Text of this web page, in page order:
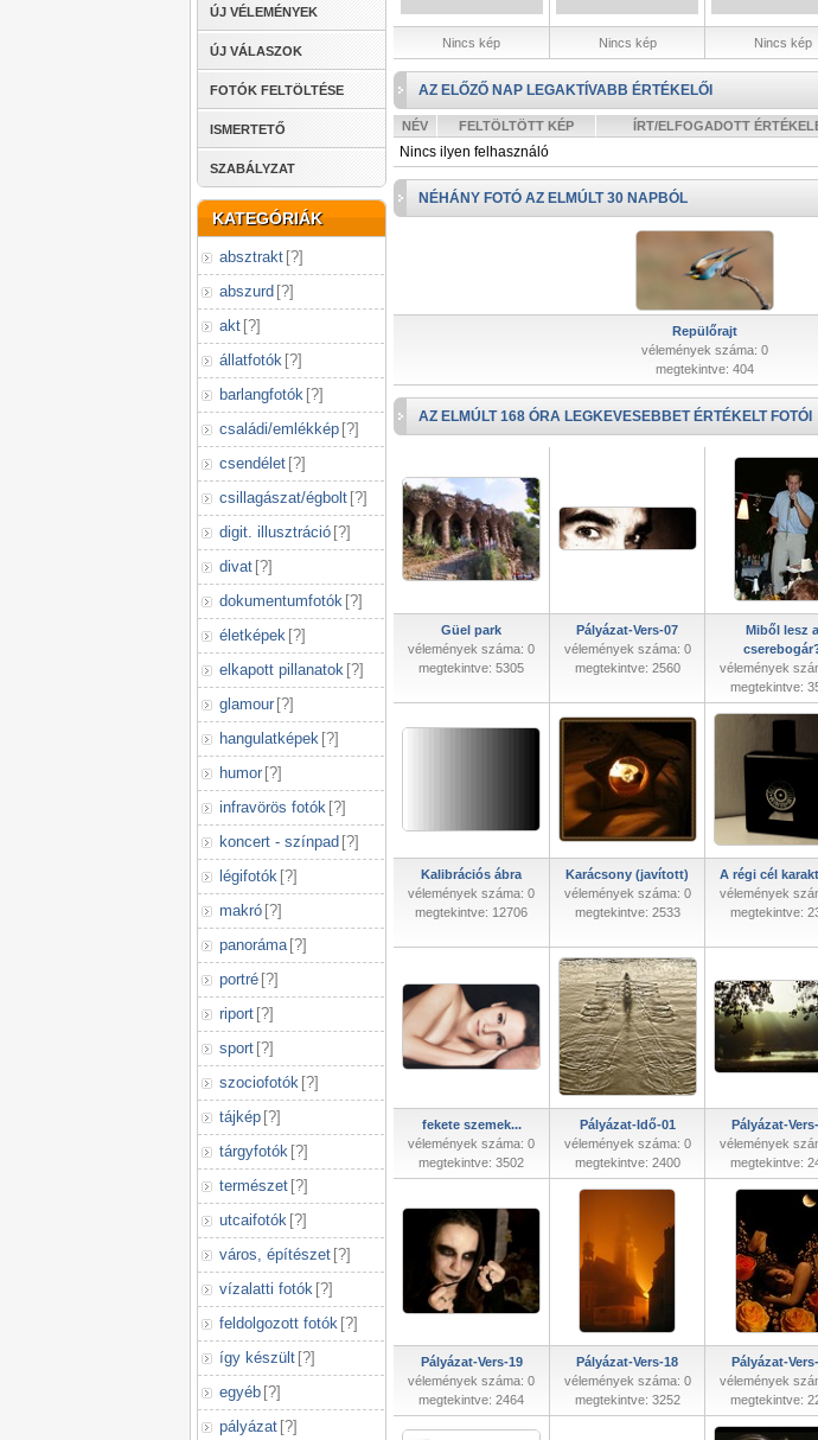
ÚJ VÉLEMÉNYEK
ÚJ VÁLASZOK
FOTÓK FELTÖLTÉSE
ISMERTETŐ
SZABÁLYZAT
KATEGÓRIÁK
absztrakt [?]
abszurd [?]
akt [?]
állatfotók [?]
barlangfotók [?]
családi/emlékkép [?]
csendélet [?]
csillagászat/égbolt [?]
digit. illusztráció [?]
divat [?]
dokumentumfotók [?]
életképek [?]
elkapott pillanatok [?]
glamour [?]
hangulatképek [?]
humor [?]
infravörös fotók [?]
koncert - színpad [?]
légifotók [?]
makró [?]
panoráma [?]
portré [?]
riport [?]
sport [?]
szociofotók [?]
tájkép [?]
tárgyfotók [?]
természet [?]
utcaifotók [?]
város, építészet [?]
vízalatti fotók [?]
feldolgozott fotók [?]
így készült [?]
egyéb [?]
pályázat [?]
Nincs kép Nincs kép Nincs kép
AZ ELŐZŐ NAP LEGAKTÍVABB ÉRTÉKELŐI
NÉV FELTÖLTÖTT KÉP ÍRT/ELFOGADOTT
Nincs ilyen felhasználó
NÉHÁNY FOTÓ AZ ELMÚLT 30 NAPBÓL
Repülőrajt
vélemények száma: 0
megtekintve: 404
AZ ELMÚLT 168 ÓRA LEGKEVESEBBET ÉRTÉKELT FOTÓI
Güel park
vélemények száma: 0
megtekintve: 5305
Pályázat-Vers-07
vélemények száma: 0
megtekintve: 2560
Miből lesz a
vélemények
megtekintve:
Kalibrációs ábra
vélemények száma: 0
megtekintve: 12706
Karácsony (javított)
vélemények száma: 0
megtekintve: 2533
A régi cél
vélemények
megtekintve:
fekete szemek...
vélemények száma: 0
megtekintve: 3502
Pályázat-Idő-01
vélemények száma: 0
megtekintve: 2400
Pályázat-
vélemények
megtekintve:
Pályázat-Vers-19
vélemények száma: 0
megtekintve: 2464
Pályázat-Vers-18
vélemények száma: 0
megtekintve: 3252
Pályázat-
vélemények
megtekintve: